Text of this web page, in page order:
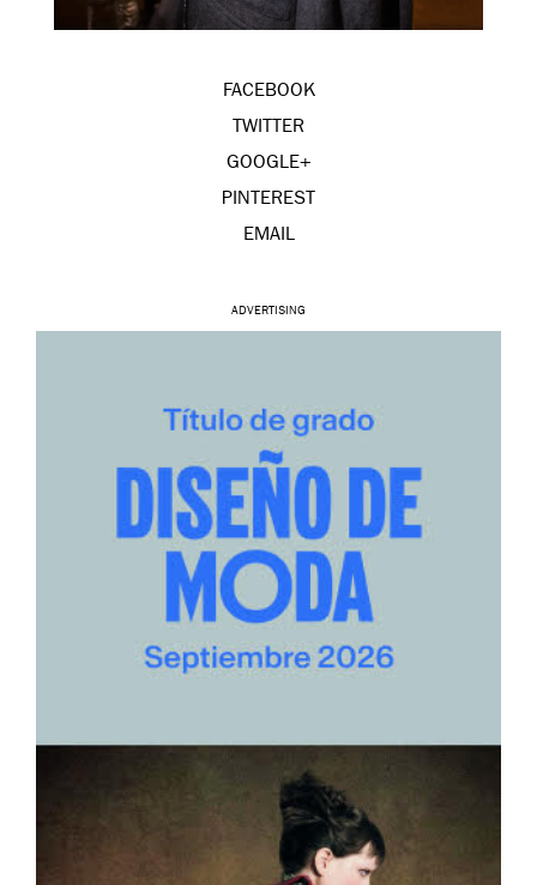
FACEBOOK
TWITTER
GOOGLE+
PINTEREST
EMAIL
ADVERTISING